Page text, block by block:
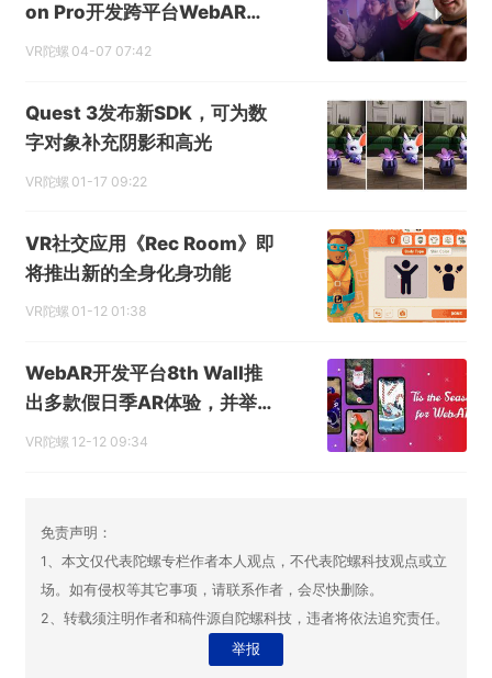
on Pro开发跨平台WebAR内
容
VR陀螺 04-07 07:42
Quest 3发布新SDK，可为数
字对象补充阴影和高光
VR陀螺 01-17 09:22
VR社交应用《Rec Room》即
将推出新的全身化身功能
VR陀螺 01-12 01:38
WebAR开发平台8th Wall推
出多款假日季AR体验，并举办
开发者挑战赛
VR陀螺 12-12 09:34
免责声明：
1、本文仅代表陀螺专栏作者本人观点，不代表陀螺科技观点或立
场。如有侵权等其它事项，请联系作者，会尽快删除。
2、转载须注明作者和稿件源自陀螺科技，违者将依法追究责任。
举报